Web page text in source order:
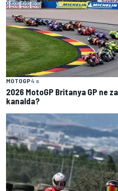
MOTOGP4 s
2026 MotoGP Britanya GP ne
kanalda?